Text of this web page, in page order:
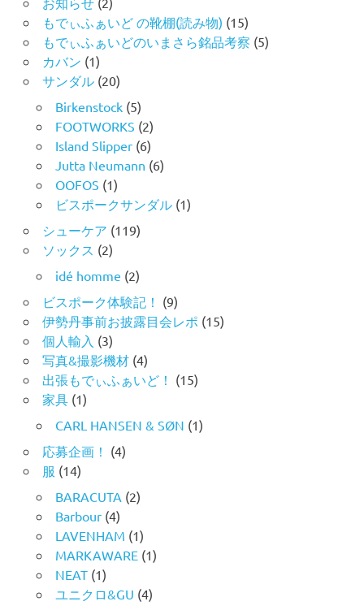
もでぃふぁいど の靴棚(読み物) (15)
もでぃふぁいどのいまさら銘品考察 (5)
カバン (1)
サンダル(20)
Birkenstock(5)
FOOTWORKS (2)
Island Slipper(6)
Jutta Neumann (6)
OOFOS (1)
ビスポークサンダル(1)
シューケア (119)
ソックス (2)
idé homme (2)
ビスポーク体験記！ (9)
伊勢丹事前お披露目会レポ (15)
個人輸入 (3)
写真&撮影機材(4)
出張もでぃふぁいど！ (15)
家具(1)
CARL HANSEN & SØN (1)
応募企画！ (4)
服 (14)
BARACUTA (2)
Barbour(4)
LAVENHAM (1)
MARKAWARE(1)
NEAT(1)
ユニクロ&GU (4)